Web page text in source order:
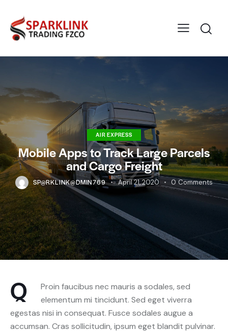
AIR EXPRESS
Mobile Apps to Track Large Parcels
and Cargo Freight
SP@RKLINK@DMIN769 April 21, 2020 0 Comments
Q
Proin faucibus nec mauris a sodales, sed
elementum mi tincidunt. Sed eget viverra
egestas nisi in consequat. Fusce sodales augue a
accumsan. Cras sollicitudin, ipsum eget blandit pulvinar.